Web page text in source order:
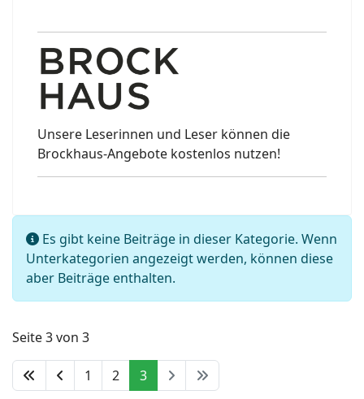
Unsere Leserinnen und Leser können die
Brockhaus-Angebote kostenlos nutzen!
Information
Es gibt keine Beiträge in dieser Kategorie. Wenn
Unterkategorien angezeigt werden, können diese
aber Beiträge enthalten.
Seite 3 von 3
1 2 3